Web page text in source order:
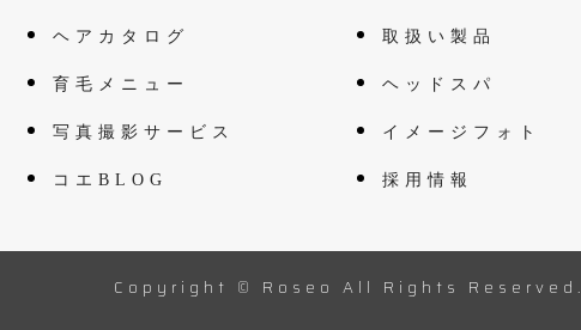
ヘアカタログ 取扱い製品
育毛メニュー ヘッドスパ
写真撮影サービス イメージフォト
コエBLOG 採用情報
Copyright © Roseo All Rights Reserved.